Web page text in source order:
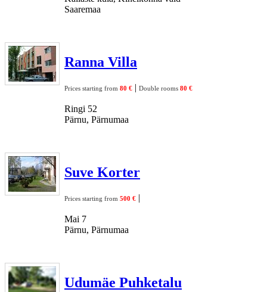
Saaremaa
Ranna Villa
Prices starting from 80 € | Double rooms 80 €
Ringi 52
Pärnu, Pärnumaa
Suve Korter
Prices starting from 500 € |
Mai 7
Pärnu, Pärnumaa
Udumäe Puhketalu